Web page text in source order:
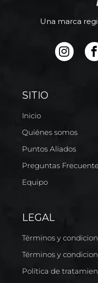
Una marca
SITIO
Inicio
Quiénes somos
Puntos Aliados
Preguntas
Equipo
LEGAL
Términos y
Términos y
Política de